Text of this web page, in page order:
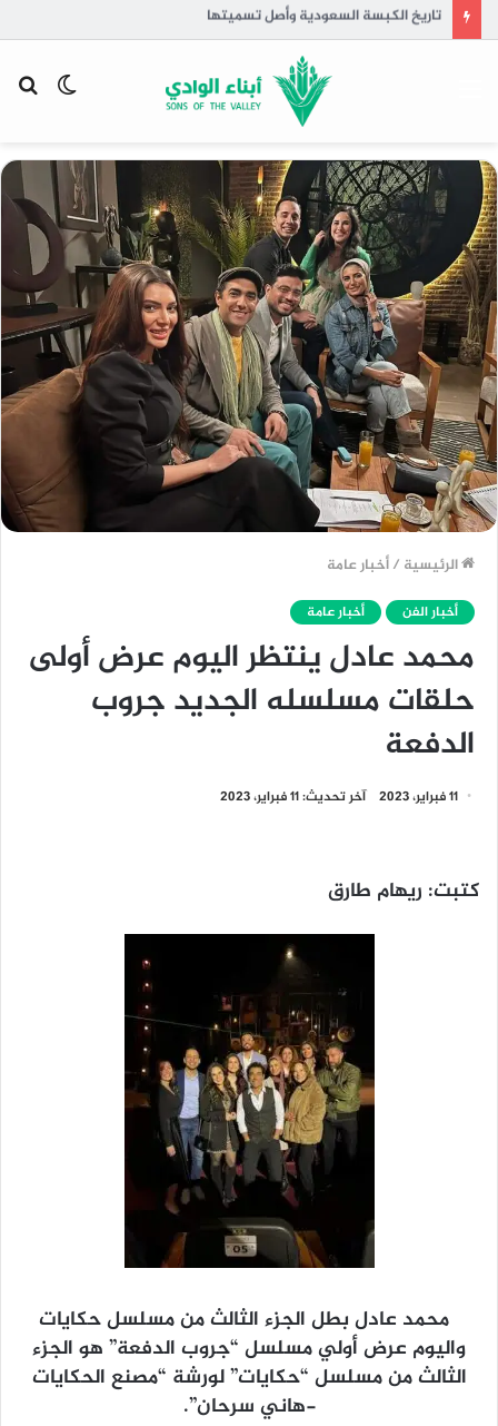
تاريخ الكبسة السعودية وأصل تسميتها
الوضع
الرئيسية /أخبار عامة
أخبار الفن أخبار عامة
محمد عادل ينتظر اليوم عرض أولى
حلقات مسلسله الجديد جروب
الدفعة
11 فبراير، 2023 آخر تحديث: 11 فبراير، 2023
كتبت: ريهام طارق
محمد عادل بطل الجزء الثالث من مسلسل حكايات
واليوم عرض أولي مسلسل “جروب الدفعة” هو الجزء
الثالث من مسلسل “حكايات” لورشة “مصنع الحكايات
-هاني سرحان”.